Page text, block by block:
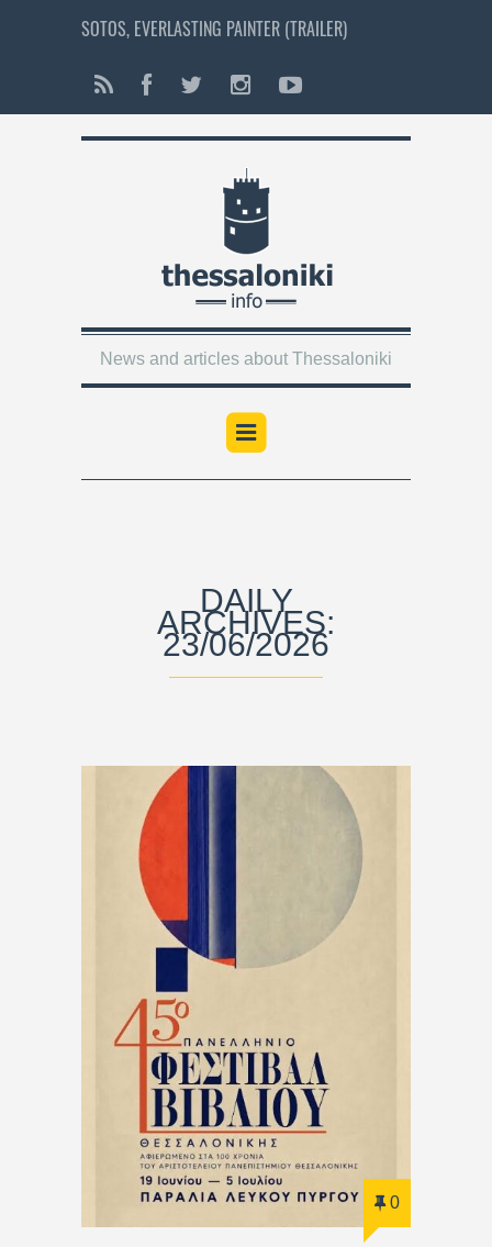
SOTOS, EVERLASTING PAINTER (TRAILER)
News and articles about Thessaloniki
DAILY
ARCHIVES:
23/06/2026
0